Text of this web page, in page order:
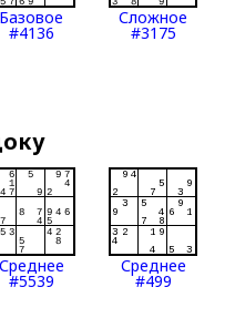
Базовое
#4136
Сложное
#3175
Среднее
#5539
Среднее
#499